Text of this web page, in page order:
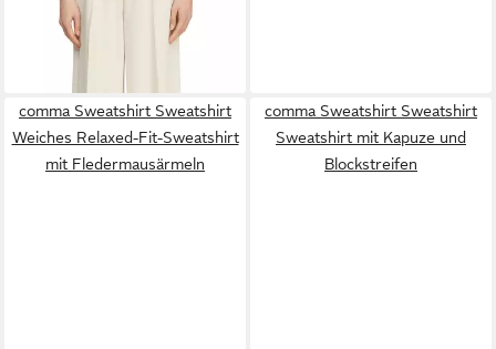
comma Sweatshirt Sweatshirt
Weiches Relaxed-Fit-Sweatshirt
mit Fledermausärmeln
comma Sweatshirt Sweatshirt
Sweatshirt mit Kapuze und
Blockstreifen